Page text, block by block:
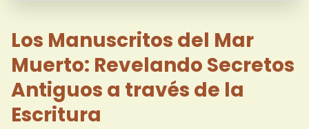
Los Manuscritos del Mar
Muerto: Revelando Secretos
Antiguos a través de la
Escritura